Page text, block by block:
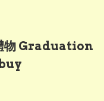
物 Graduation